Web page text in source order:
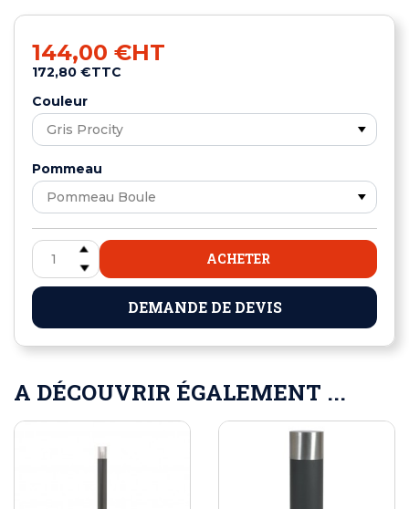
144,00 €HT
172,80 €TTC
Couleur
Pommeau
ACHETER
DEMANDE DE DEVIS
A DÉCOUVRIR ÉGALEMENT ...